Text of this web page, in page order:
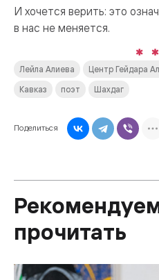
И хочется верить: это
в нас не меняется.
Лейла Алиева Центр Гейдара
Кавказ
поэт Шахдаг
Поделиться
прочитать